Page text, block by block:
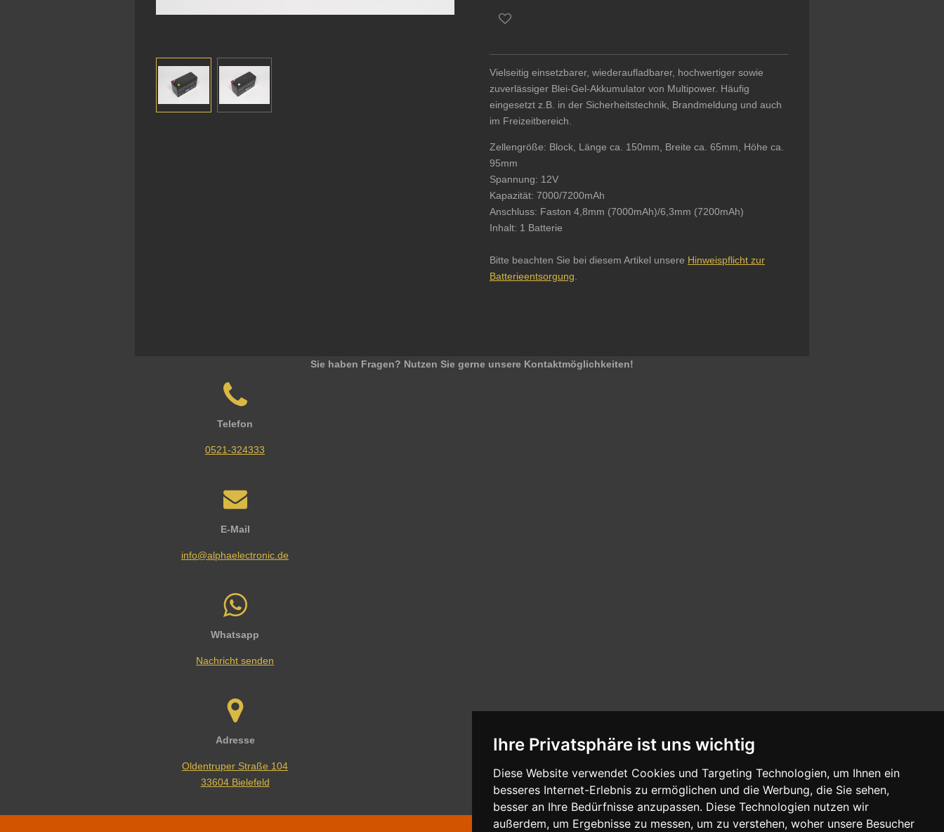
Ihre Privatsphäre ist uns wichtig
Diese Website verwendet Cookies und Targeting Technologien, um Ihnen ein
besseres Internet-Erlebnis zu ermöglichen und die Werbung, die Sie sehen,
besser an Ihre Bedürfnisse anzupassen. Diese Technologien nutzen wir
außerdem, um Ergebnisse zu messen, um zu verstehen, woher unsere Besucher
Vielseitig einsetzbarer, wiederaufladbarer, hochwertiger sowie
zuverlässiger Blei-Gel-Akkumulator von Multipower. Häufig
eingesetzt z.B. in der Sicherheitstechnik, Brandmeldung und auch
im Freizeitbereich.
Zellengröße: Block, Länge ca. 150mm, Breite ca. 65mm, Höhe ca.
95mm
Spannung: 12V
Kapazität: 7000/7200mAh
Anschluss: Faston 4,8mm (7000mAh)/6,3mm (7200mAh)
Inhalt: 1 Batterie
Bitte beachten Sie bei diesem Artikel unsere Hinweispflicht zur
Batterieentsorgung.
Sie haben Fragen? Nutzen Sie gerne unsere Kontaktmöglichkeiten!
Telefon
0521-324333
E-Mail
info@alphaelectronic.de
Whatsapp
Nachricht senden
Adresse
Oldentruper Straße 104
33604 Bielefeld